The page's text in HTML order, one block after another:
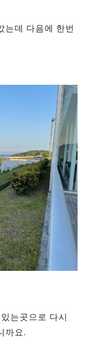
는데 다음에 한번
는곳으로 다시
까요.